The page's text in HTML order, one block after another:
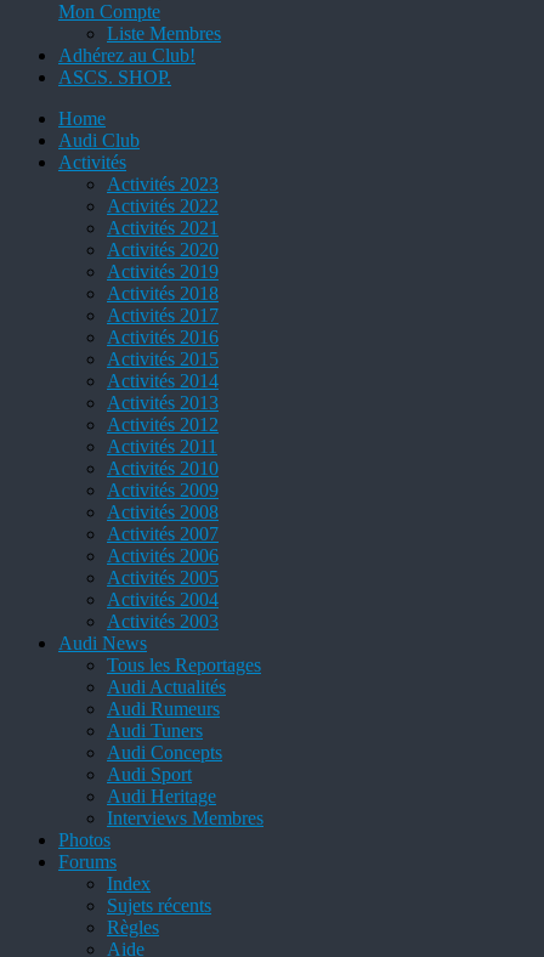
Mon Compte
Liste Membres
Adhérez au Club!
ASCS. SHOP.
Home
Audi Club
Activités
Activités 2023
Activités 2022
Activités 2021
Activités 2020
Activités 2019
Activités 2018
Activités 2017
Activités 2016
Activités 2015
Activités 2014
Activités 2013
Activités 2012
Activités 2011
Activités 2010
Activités 2009
Activités 2008
Activités 2007
Activités 2006
Activités 2005
Activités 2004
Activités 2003
Audi News
Tous les Reportages
Audi Actualités
Audi Rumeurs
Audi Tuners
Audi Concepts
Audi Sport
Audi Heritage
Interviews Membres
Photos
Forums
Index
Sujets récents
Règles
Aide